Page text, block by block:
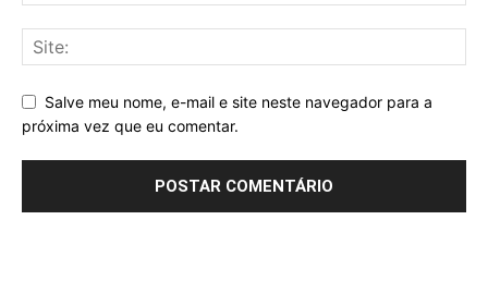
Salve meu nome, e-mail e site neste navegador para a
próxima vez que eu comentar.